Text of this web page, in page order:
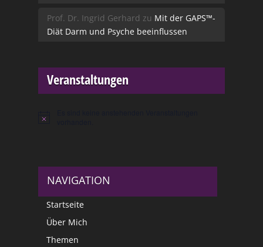
Prof. Dr. Ingrid Gerhard zu Mit der GAPS™-
Diät Darm und Psyche beeinflussen
Veranstaltungen
Hinweis
NAVIGATION
Startseite
Über Mich
Themen